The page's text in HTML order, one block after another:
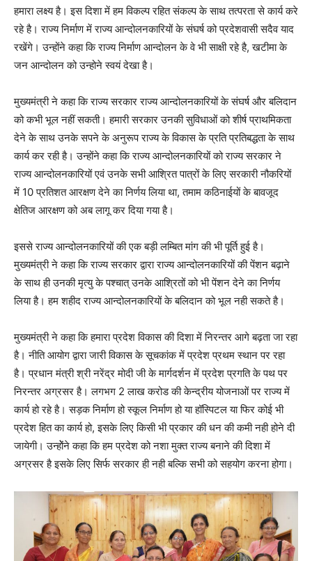
हमारा लक्ष्य है। इस दिशा में हम विकल्प रहित संकल्प के साथ तत्परता से कार्य करे
रहे है। राज्य निर्माण में राज्य आन्दोलनकारियों के संघर्ष को प्रदेशवासी सदैव याद
रखेंगे। उन्होंने कहा कि राज्य निर्माण आन्दोलन के वे भी साक्षी रहे है, खटीमा के
जन आन्दोलन को उन्होने स्वयं देखा है।
मुख्यमंत्री ने कहा कि राज्य सरकार राज्य आन्दोलनकारियों के संघर्ष और बलिदान
को कभी भूल नहीं सकती। हमारी सरकार उनकी सुविधाओं को शीर्ष प्राथमिकता
देने के साथ उनके सपने के अनुरूप राज्य के विकास के प्रति प्रतिबद्धता के साथ
कार्य कर रही है। उन्होंने कहा कि राज्य आन्दोलनकारियों को राज्य सरकार ने
राज्य आन्दोलनकारियों एवं उनके सभी आश्रित पात्रों के लिए सरकारी नौकरियों
में 10 प्रतिशत आरक्षण देने का निर्णय लिया था, तमाम कठिनाईयों के बावजूद
क्षेतिज आरक्षण को अब लागू कर दिया गया है।
इससे राज्य आन्दोलनकारियों की एक बड़ी लम्बित मांग की भी पूर्ति हुई है।
मुख्यमंत्री ने कहा कि राज्य सरकार द्वारा राज्य आन्दोलनकारियों की पेंशन बढ़ाने
के साथ ही उनकी मृत्यु के पश्चात् उनके आश्रितों को भी पेंशन देने का निर्णय
लिया है। हम शहीद राज्य आन्दोलनकारियों के बलिदान को भूल नही सकते है।
मुख्यमंत्री ने कहा कि हमारा प्रदेश विकास की दिशा में निरन्तर आगे बढ़ता जा रहा
है। नीति आयोग द्वारा जारी विकास के सूचकांक में प्रदेश प्रथम स्थान पर रहा
है। प्रधान मंत्री श्री नरेंद्र मोदी जी के मार्गदर्शन में प्रदेश प्रगति के पथ पर
निरन्तर अग्रसर है। लगभग 2 लाख करोड की केन्द्रीय योजनाओं पर राज्य में
कार्य हो रहे है। सड़क निर्माण हो स्कूल निर्माण हो या हॉस्पिटल या फिर कोई भी
प्रदेश हित का कार्य हो, इसके लिए किसी भी प्रकार की धन की कमी नही होने दी
जायेगी। उन्होेंने कहा कि हम प्रदेश को नशा मुक्त राज्य बनाने की दिशा में
अग्रसर है इसके लिए सिर्फ सरकार ही नही बल्कि सभी को सहयोग करना होगा।